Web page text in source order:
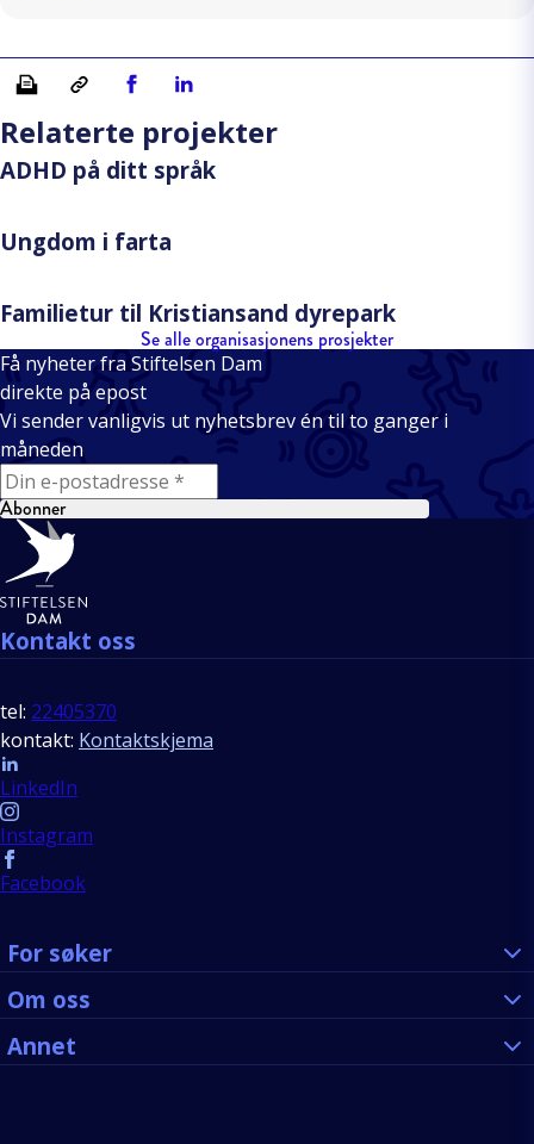
Skriv ut Kopiera länkDel på Facebook
Del på Linkedin
Relaterte projekter
ADHD på ditt språk
Ungdom i farta
Familietur til Kristiansand dyrepark
Se alle organisasjonens prosjekter
Få nyheter fra Stiftelsen Dam
direkte på epost
Vi sender vanligvis ut nyhetsbrev én til to ganger i
måneden
E-mail
Abonner
Bunntekst
Kontakt oss
tel: 22405370
kontakt: Kontaktskjema
Follow us
LinkedIn
Instagram
Facebook
For søker
Om oss
Annet